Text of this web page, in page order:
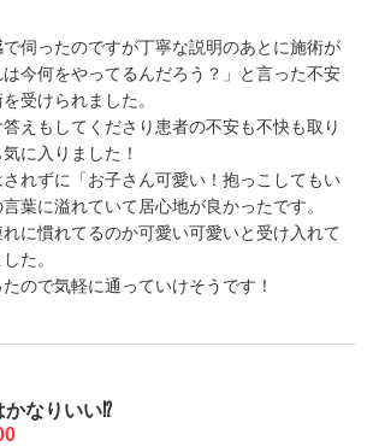
伺ったのですが丁寧な説明のあとに施術が
今何をやってるんだろう？」と言った不安
受けられました。
えもしてくださり患者の不安も不快も取り
に入りました！
れずに「お子さん可愛い！抱っこしてもい
葉に溢れていて居心地が良かったです。
に慣れてるのか可愛い可愛いと受け入れて
た。
ので気軽に通っていけそうです！
かなりいい⁉️